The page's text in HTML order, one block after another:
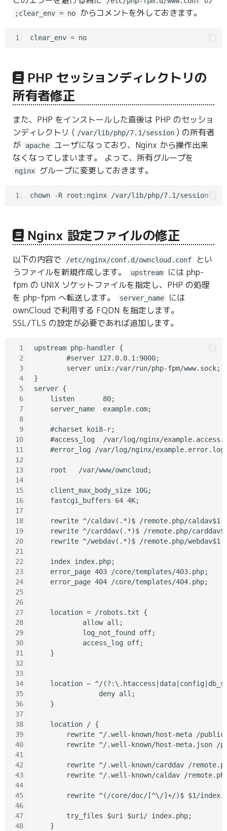
;clear_env = no からコメントを外しておきます。
1 clear_env = no
PHP セッションディレクトリの
所有者修正
また、PHP をインストールした直後は PHP のセッショ
ンディレクトリ ( /var/lib/php/7.1/session ) の所有者
が
apache
ユーザになっており、Nginx から操作出来
なくなってしまいます。 よって、所有グループを
nginx グループに変更しておきます。
1 chown -R root:nginx /var/lib/php/7.1/session
Nginx 設定ファイルの修正
以下の内容で /etc/nginx/conf.d/owncloud.conf
とい
うファイルを新規作成します。
upstream
には php-
fpm の UNIX ソケットファイルを指定し、PHP の処理
を php-fpm へ転送します。
server_name
には
ownCloud で利用する FQDN を指定します。
SSL/TLS の設定が必要であれば追加します。
1
2
3
4
5
6
7
8
9
10
11
12
13
14
15
16
17
18
19
20
21
22
23
24
25
26
27
28
29
30
31
32
33
34
35
36
37
38
39
40
41
42
43
44
45
46
47
48
upstream php-handler {
        #server 127.0.0.1:9000;
        server unix:/var/run/php-fpm/www.sock;
}
server {
    listen       80;
    server_name  example.com;
    #charset koi8-r;
#access_log  /var/log/nginx/
#error_log /var/log/nginx/
    root   /var/www/owncloud;
    client_max_body_size 10G;
    fastcgi_buffers 64 4K;
rewrite ^/caldav(.*)$ /remote.php/caldav$1
rewrite ^/carddav(.*)$ /remote.php/
rewrite ^/webdav(.*)$ /remote.php/webdav$1
    index index.php;
    error_page 403 /core/templates/403.php;
    error_page 404 /core/templates/404.php;
    location = /robots.txt {
            allow all;
            log_not_found off;
            access_log off;
    }
location ~ ^/
                deny all;
    }
    location / {
rewrite ^/.well-known/host-meta /
rewrite ^/.well-known/host-meta.json /
rewrite ^/.well-known/carddav /
rewrite ^/.well-known/caldav /
rewrite ^(/core/doc/[^\/]+/)$ $1/
        try_files $uri $uri/ index.php;
    }